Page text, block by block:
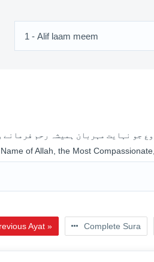
جو نہایت مہربان ہمیشہ رحم فرمانے
of Allah, the Most
Ayat » Complete Sura